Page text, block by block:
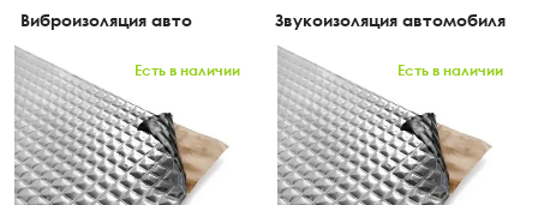
Виброизоляция авто Звукоизоляция автомобиля
Есть в наличии Есть в наличии